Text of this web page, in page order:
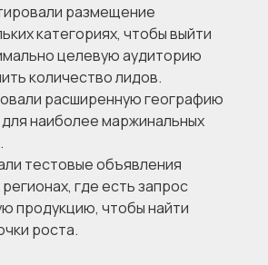
размещение
категориях, чтобы выйти
целевую аудиторию
количество лидов.
расширенную географию
наиболее маржинальных
тестовые объявления
регионах, где есть запрос
продукцию, чтобы найти
роста.